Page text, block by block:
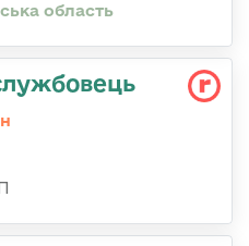
область